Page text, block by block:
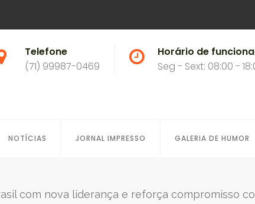
Telefone
(71) 99987-0469
Horário de
Seg - Sext: 08:00 -
NOTÍCIAS JORNAL IMPRESSO GALERIA DE HUMOR
com nova liderança e reforça compromisso